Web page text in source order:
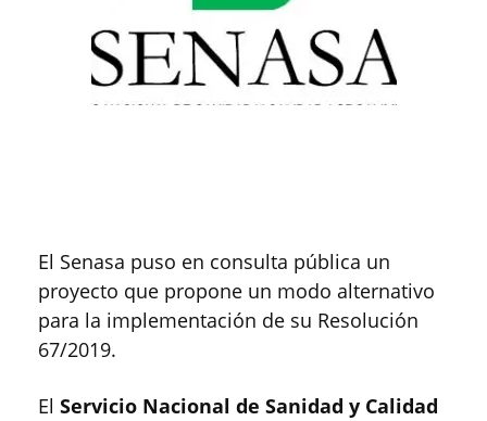
El Senasa puso en consulta pública un
proyecto que propone un modo alternativo
para la implementación de su Resolución
67/2019.
El Servicio Nacional de Sanidad y Calidad